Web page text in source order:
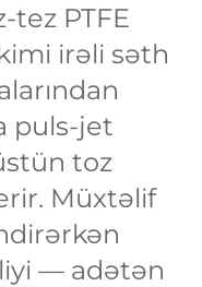
tez PTFE
irəli səth
puls-jet
toz
Müxtəlif
— adətən